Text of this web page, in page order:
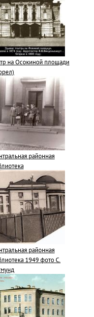
на Осокиной площади
районная
районная
1949 фото С.